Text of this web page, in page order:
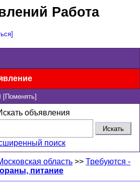
Работа
[Поменять]
объявления
поиск
область >> Требуются -
питание